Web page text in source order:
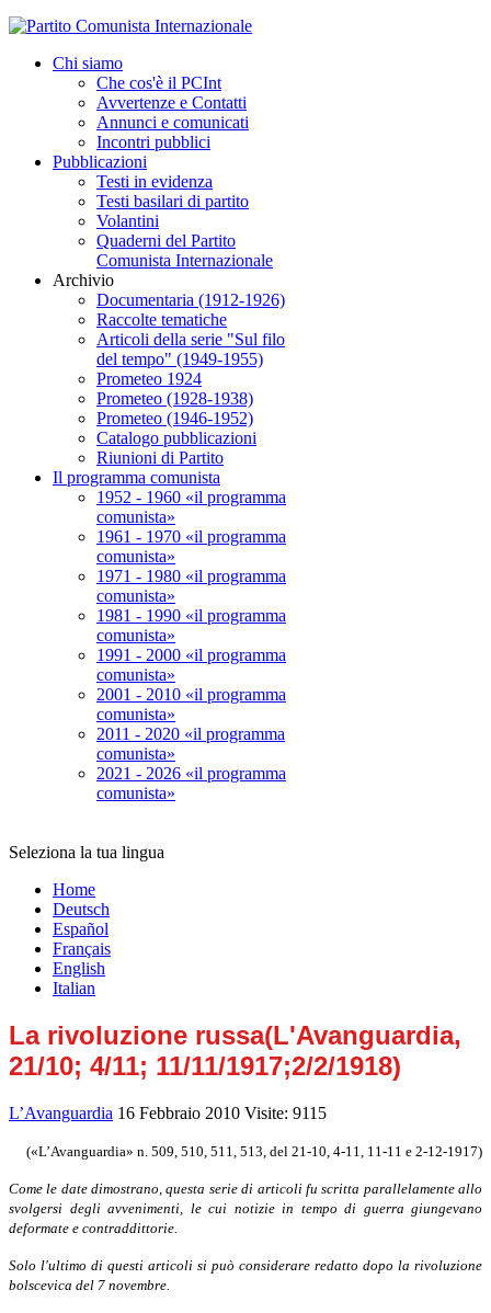
Chi siamo
Che cos'è il PCInt
Avvertenze e Contatti
Annunci e comunicati
Incontri pubblici
Pubblicazioni
Testi in evidenza
Testi basilari di partito
Volantini
Quaderni del Partito
Comunista Internazionale
Archivio
Documentaria (1912-1926)
Raccolte tematiche
Articoli della serie "Sul filo
del tempo" (1949-1955)
Prometeo 1924
Prometeo (1928-1938)
Prometeo (1946-1952)
Catalogo pubblicazioni
Riunioni di Partito
Il programma comunista
1952 - 1960 «il programma
comunista»
1961 - 1970 «il programma
comunista»
1971 - 1980 «il programma
comunista»
1981 - 1990 «il programma
comunista»
1991 - 2000 «il programma
comunista»
2001 - 2010 «il programma
comunista»
2011 - 2020 «il programma
comunista»
2021 - 2026 «il programma
comunista»
Seleziona la tua lingua
Home
Deutsch
Español
Français
English
Italian
La rivoluzione russa(L'Avanguardia,
21/10; 4/11; 11/11/1917;2/2/1918)
L’Avanguardia 16 Febbraio 2010 Visite: 9115
(«L’Avanguardia» n. 509, 510, 511, 513, del 21-10, 4-11, 11-11 e 2-12-1917)
Come le date dimostrano, questa serie di articoli fu scritta parallelamente allo
svolgersi degli avvenimenti, le cui notizie in tempo di guerra giungevano
deformate e contraddittorie.
Solo l'ultimo di questi articoli si può considerare redatto dopo la rivoluzione
bolscevica del 7 novembre.